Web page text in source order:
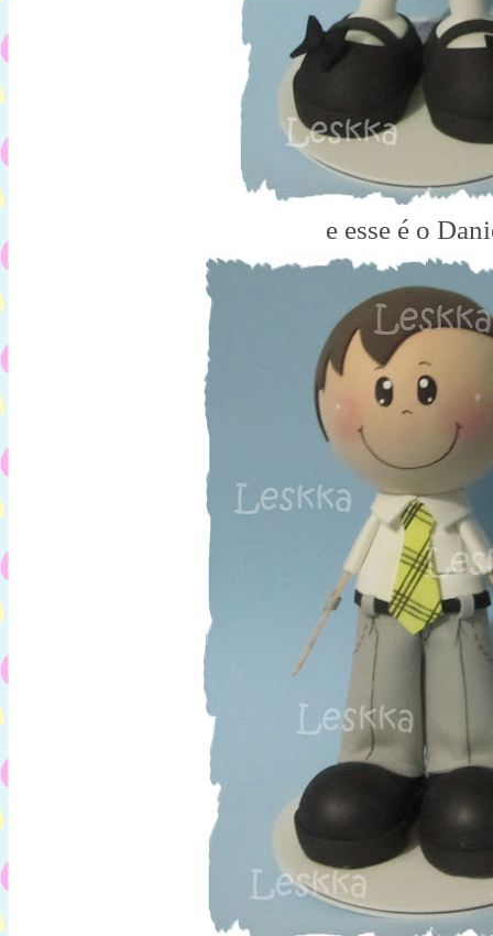
e esse é o